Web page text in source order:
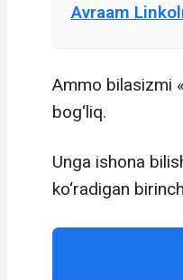
Avraam
Ammo bilasizmi
bog‘liq.
Unga ishona
ko‘radigan